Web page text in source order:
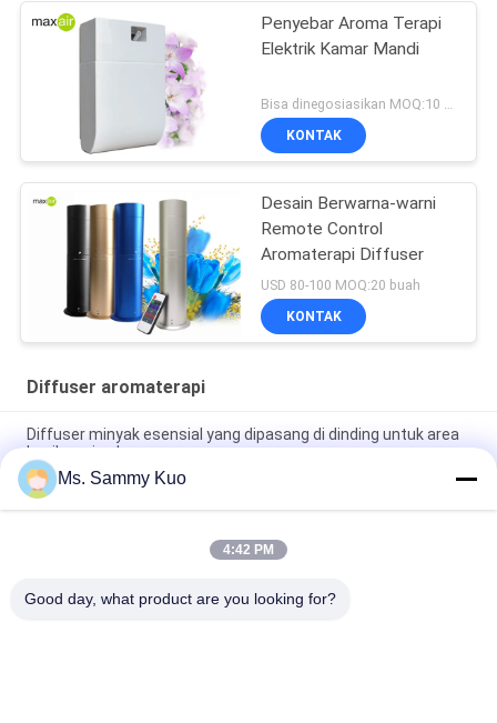
Penyebar Aroma Terapi
Elektrik Kamar Mandi
Bisa dinegosiasikan MOQ:10 buah
KONTAK
Desain Berwarna-warni
Remote Control
Aromaterapi Diffuser
USD 80-100 MOQ:20 buah
KONTAK
Diffuser aromaterapi
Diffuser minyak esensial yang dipasang di dinding untuk area
kecil, casing logam
Desktop, lantai berdiri difusor minyak opsional, kotak logam,
botol plastik 500ml
Rumah Hotel Kantor Aromaterapi Diffuser Minyak dengan
Ms. Sammy Kuo
4:42 PM
Good day, what product are you looking for?